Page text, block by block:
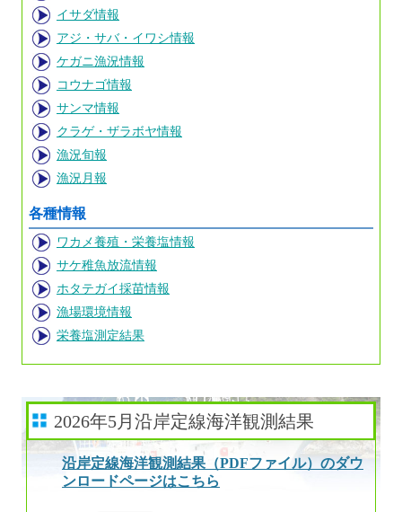
イサダ情報
アジ・サバ・イワシ情報
ケガニ漁況情報
コウナゴ情報
サンマ情報
クラゲ・ザラボヤ情報
漁況旬報
漁況月報
各種情報
ワカメ養殖・栄養塩情報
サケ稚魚放流情報
ホタテガイ採苗情報
漁場環境情報
栄養塩測定結果
2026年5月沿岸定線海洋観測結果
沿岸定線海洋観測結果（PDFファイル）のダウ
ンロードページはこちら